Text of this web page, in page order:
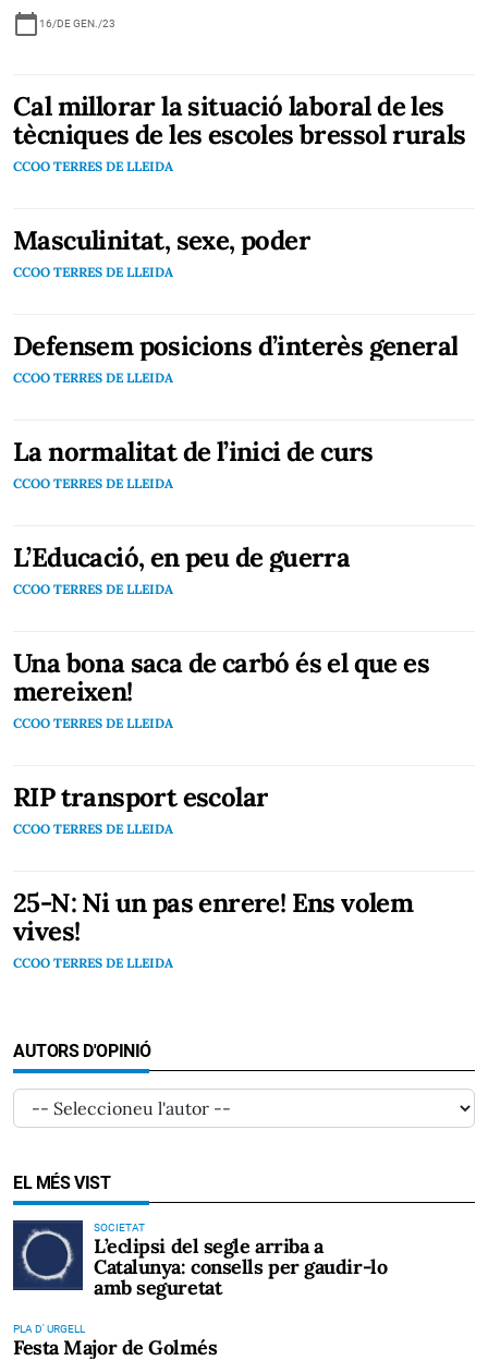
calendar_today16/DE GEN./23
Cal millorar la situació laboral de les
tècniques de les escoles bressol rurals
CCOO TERRES DE LLEIDA
Masculinitat, sexe, poder
CCOO TERRES DE LLEIDA
Defensem posicions d’interès general
CCOO TERRES DE LLEIDA
La normalitat de l’inici de curs
CCOO TERRES DE LLEIDA
L’Educació, en peu de guerra
CCOO TERRES DE LLEIDA
Una bona saca de carbó és el que es
mereixen!
CCOO TERRES DE LLEIDA
RIP transport escolar
CCOO TERRES DE LLEIDA
25-N: Ni un pas enrere! Ens volem
vives!
CCOO TERRES DE LLEIDA
AUTORS D'OPINIÓ
EL MÉS VIST
SOCIETAT
L’eclipsi del segle arriba a
Catalunya: consells per gaudir-lo
amb seguretat
PLA D' URGELL
Festa Major de Golmés